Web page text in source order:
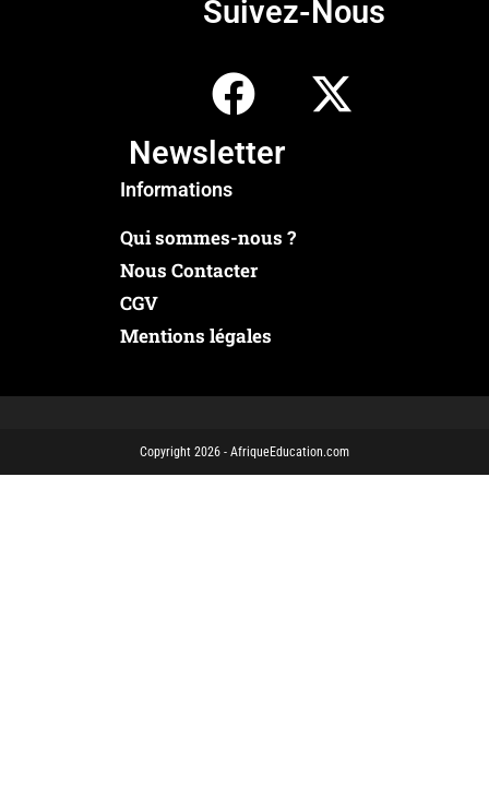
Suivez-Nous
Newsletter
Informations
Qui sommes-nous ?
Nous Contacter
CGV
Mentions légales
Copyright 2026 - AfriqueEducation.com